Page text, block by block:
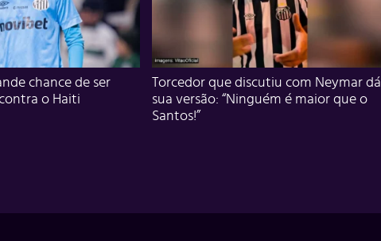
chance de ser
o Haiti
Torcedor que discutiu com Neymar dá
sua versão: “Ninguém é maior que o
Santos!”